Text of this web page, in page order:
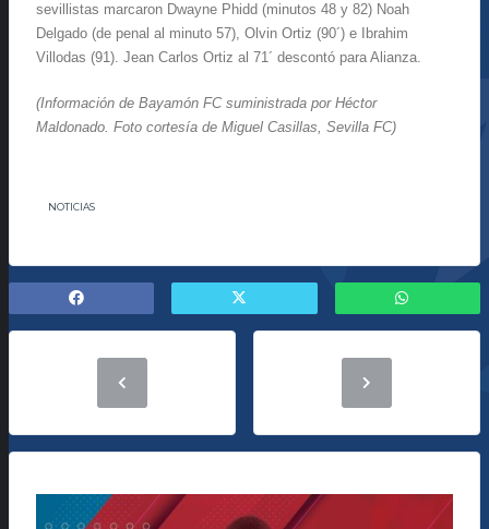
sevillistas marcaron Dwayne Phidd (minutos 48 y 82) Noah
Delgado (de penal al minuto 57), Olvin Ortiz (90´) e Ibrahim
Villodas (91). Jean Carlos Ortiz al 71´ descontó para Alianza.
(Información de Bayamón FC suministrada por Héctor
Maldonado. Foto cortesía de Miguel Casillas, Sevilla FC)
NOTICIAS